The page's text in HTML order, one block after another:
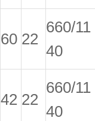
60 22
660/11
40
42 22
660/11
40